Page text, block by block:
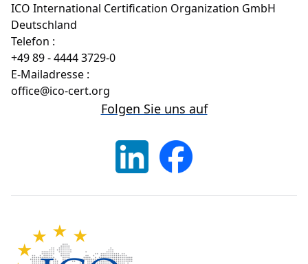
ICO International Certification Organization GmbH
Deutschland
Telefon :
+49 89 - 4444 3729-0
E-Mailadresse :
office@ico-cert.org
Folgen Sie uns auf